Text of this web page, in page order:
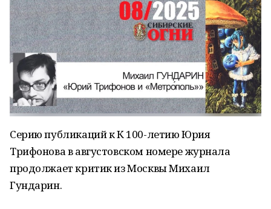
Серию публикаций к К 100-летию Юрия
Трифонова в августовском номере журнала
продолжает критик из Москвы Михаил
Гундарин.